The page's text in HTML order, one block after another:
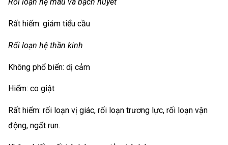
Rất hiếm: giảm tiểu cầu
Rối loạn hệ thần kinh
Không phổ biến: dị cảm
Hiếm: co giật
Rất hiếm: rối loạn vị giác, rối loạn trương lực, rối loạn vận
động, ngất run.